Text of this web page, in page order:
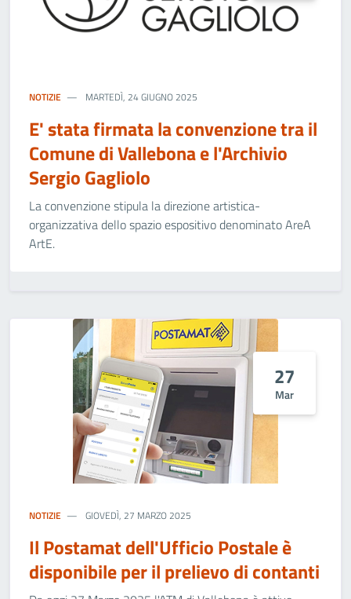
NOTIZIE MARTEDÌ, 24 GIUGNO 2025
E' stata firmata la convenzione tra il
Comune di Vallebona e l'Archivio
Sergio Gagliolo
La convenzione stipula la direzione artistica-
organizzativa dello spazio espositivo denominato AreA
ArtE.
27
Mar
NOTIZIE GIOVEDÌ, 27 MARZO 2025
Il Postamat dell'Ufficio Postale è
disponibile per il prelievo di contanti